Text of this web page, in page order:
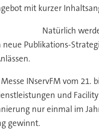
mit kurzer
Natürlich
Publikations-
INservFM vom
und
nur einmal im
gewinnt.